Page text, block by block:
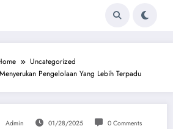
Uncategorized
Pengelolaan Yang Lebih Terpadu
Admin 01/28/2025 0 Comments